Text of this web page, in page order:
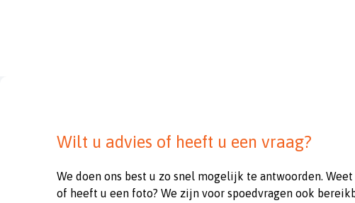
Wilt u advies of heeft u een vraag?
We doen ons best u zo snel mogelijk te antwoorden.
of heeft u een foto? We zijn voor spoedvragen ook